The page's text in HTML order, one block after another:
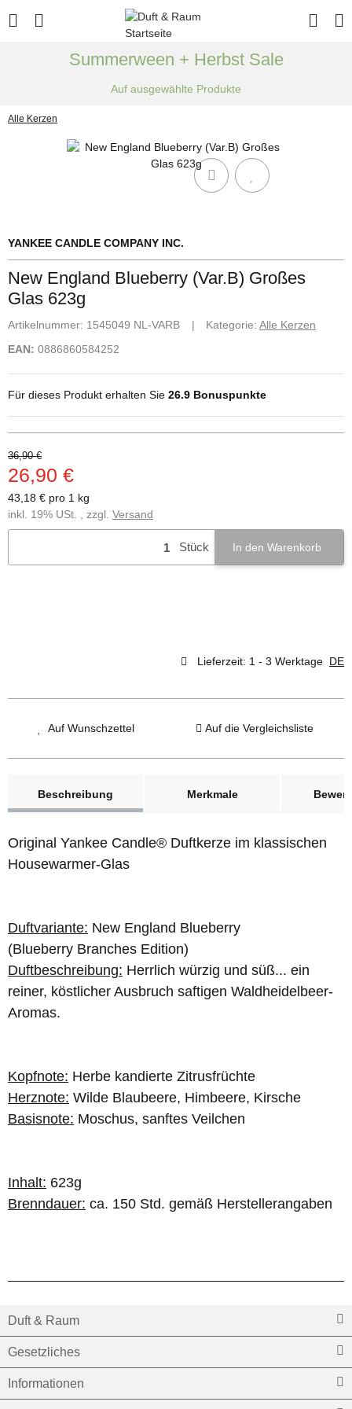
Summerween + Herbst Sale
Auf ausgewählte Produkte
Alle Kerzen
YANKEE CANDLE COMPANY INC.
New England Blueberry (Var.B) Großes
Glas 623g
Artikelnummer: 1545049 NL-VARB Kategorie: Alle Kerzen
EAN: 0886860584252
Für dieses Produkt erhalten Sie 26.9 Bonuspunkte
36,90 €
26,90 €
43,18 € pro 1 kg
inkl. 19% USt. , zzgl. Versand
Stück In den Warenkorb
Lieferzeit: 1 - 3 Werktage DE
Auf Wunschzettel Auf die Vergleichsliste
Beschreibung
Merkmale
Original Yankee Candle® Duftkerze im klassischen
Housewarmer-Glas
Duftvariante: New England Blueberry
(Blueberry Branches Edition)
Duftbeschreibung: Herrlich würzig und süß... ein
reiner, köstlicher Ausbruch saftigen Waldheidelbeer-
Aromas.
Kopfnote: Herbe kandierte Zitrusfrüchte
Herznote: Wilde Blaubeere, Himbeere, Kirsche
Basisnote: Moschus, sanftes Veilchen
Inhalt: 623g
Brenndauer: ca. 150 Std. gemäß Herstellerangaben
Duft & Raum
Gesetzliches
Informationen